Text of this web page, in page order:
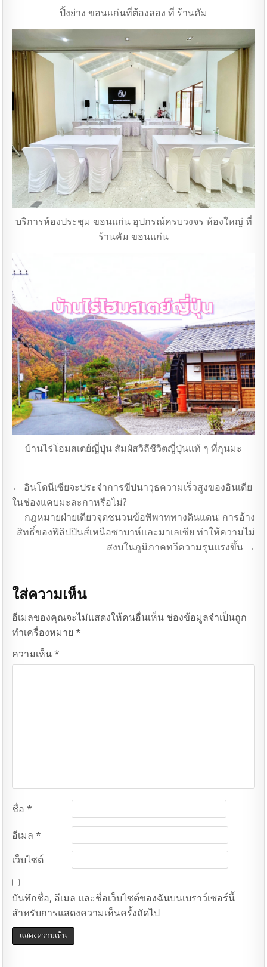
ปิ้งย่าง ขอนแก่นที่ต้องลอง ที่ ร้านคัม
บริการห้องประชุม ขอนแก่น อุปกรณ์ครบวงจร ห้องใหญ่ ที่
ร้านคัม ขอนแก่น
บ้านไร่โฮมสเตย์ญี่ปุ่น สัมผัสวิถีชีวิตญี่ปุ่นแท้ ๆ ที่กุนมะ
แนะแนว
เรื่อง
← อินโดนีเซียจะประจำการขีปนาวุธความเร็วสูงของอินเดีย
ในช่องแคบมะละกาหรือไม่?
กฎหมายฝ่ายเดียวจุดชนวนข้อพิพาททางดินแดน: การอ้าง
สิทธิ์ของฟิลิปปินส์เหนือซาบาห์และมาเลเซีย ทำให้ความไม่
สงบในภูมิภาคทวีความรุนแรงขึ้น →
ใส่ความเห็น
อีเมลของคุณจะไม่แสดงให้คนอื่นเห็น ช่องข้อมูลจำเป็นถูก
ทำเครื่องหมาย*
ความเห็น*
ชื่อ*
อีเมล*
เว็บไซต์
บันทึกชื่อ, อีเมล และชื่อเว็บไซต์ของฉันบนเบราว์เซอร์นี้
สำหรับการแสดงความเห็นครั้งถัดไป